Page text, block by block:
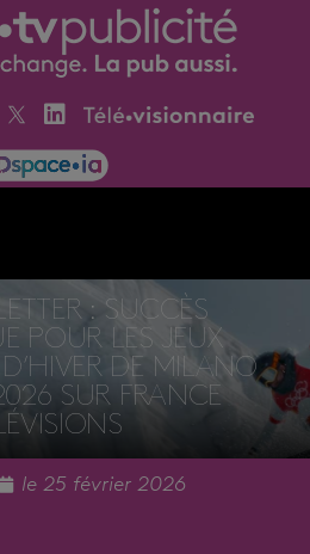
: SUCCÈS
POUR LES JEUX
DE MILANO
SUR FRANCE
le 25 février 2026